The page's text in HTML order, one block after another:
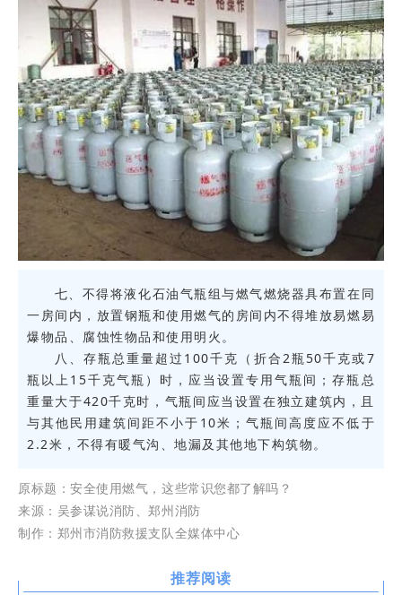
七、不得将液化石油气瓶组与燃气燃烧器具布置在同
一房间内，放置钢瓶和使用燃气的房间内不得堆放易燃易
爆物品、腐蚀性物品和使用明火。
八、存瓶总重量超过100千克（折合2瓶50千克或7
瓶以上15千克气瓶）时，应当设置专用气瓶间；存瓶总
重量大于420千克时，气瓶间应当设置在独立建筑内，且
与其他民用建筑间距不小于10米；气瓶间高度应不低于
2.2米，不得有暖气沟、地漏及其他地下构筑物。
原标题：安全使用燃气，这些常识您都了解吗？
来源：吴参谋说消防、郑州消防
制作：郑州市消防救援支队全媒体中心
推荐阅读